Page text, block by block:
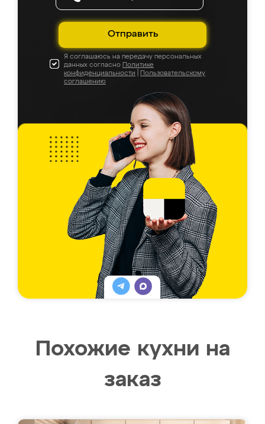
Отправить
Я соглашаюсь на передачу персональных
данных согласно Политике
конфиденциальности
Пользовательскому
соглашению
Похожие кухни на
заказ